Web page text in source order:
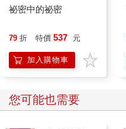
祕密中的祕密
79 折 特價 537 元
加入購物車
您可能也需要